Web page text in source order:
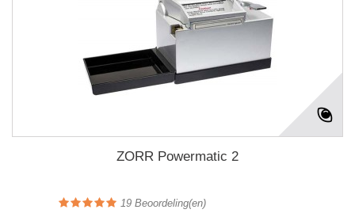
ZORR Powermatic 2
19 Beoordeling(en)